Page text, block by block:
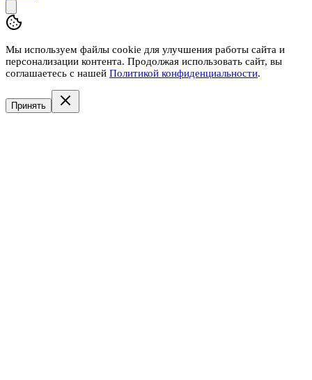
Мы используем файлы cookie для улучшения работы сайта и
персонализации контента. Продолжая использовать сайт, вы
соглашаетесь с нашей Политикой конфиденциальности.
Принять